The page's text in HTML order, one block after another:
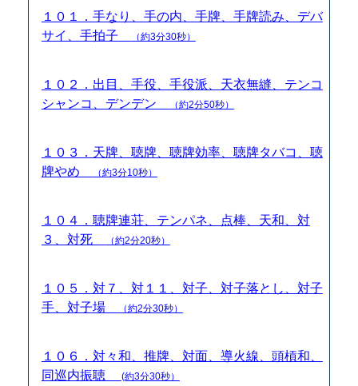
１０１．手なり、手の内、手牌、手牌読み、デバ
サイ、手拍子
（約3分30秒）
１０２．出目、手役、手役派、天衣無縫、テンコ
シャンコ、デンデン
（約2分50秒）
１０３．天牌、聴牌、聴牌効率、聴牌タバコ、聴
牌やめ
（約3分10秒）
１０４．聴牌連荘、テンパネ、点棒、天和、対
３、対死
（約2分20秒）
１０５．対７、対１１、対子、対子落とし、対子
手、対子場
（約2分30秒）
１０６．対々和、推牌、対面、導火線、頭槓和、
同巡内振聴
(約3分30秒）